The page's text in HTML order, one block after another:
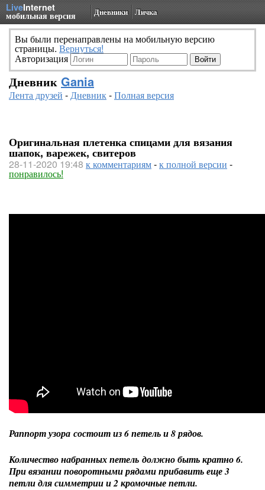
LiveInternet
мобильная версия Дневники Личка
Вы были перенаправлены на мобильную версию
страницы. Вернуться!
Авторизация
Дневник Gania
Лента друзей -Дневник-Полная версия
Оригинальная плетенка спицами для вязания
шапок, варежек, свитеров
28-11-2020 19:48 к комментариям-к полной версии -
понравилось!
Раппорт узора состоит из 6 петель и 8 рядов.
Количество набранных петель должно быть кратно 6.
При вязании поворотными рядами прибавить еще 3
петли для симметрии и 2 кромочные петли.